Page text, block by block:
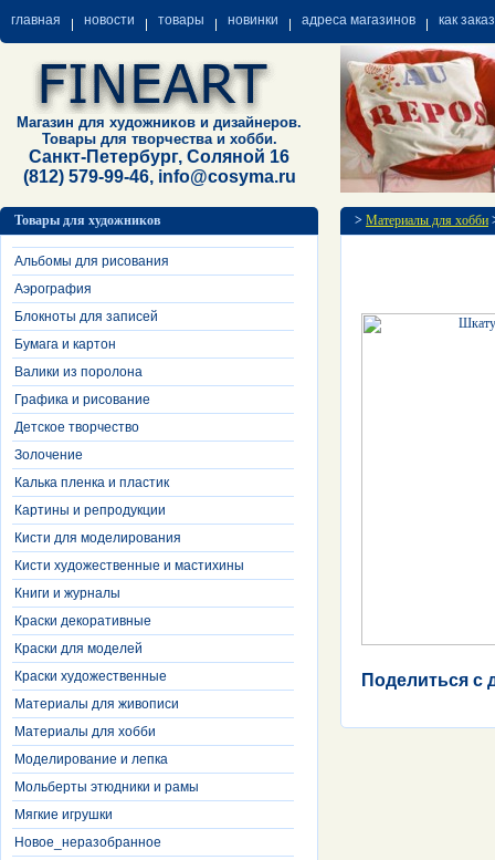
главная новости товары новинки адреса магазинов как
Магазин для художников и дизайнеров.
Товары для творчества и хобби.
Санкт-Петербург, Соляной 16
(812) 579-99-46, info@cosyma.ru
Товары для художников
Альбомы для рисования
Аэрография
Блокноты для записей
Бумага и картон
Валики из поролона
Графика и рисование
Детское творчество
Золочение
Калька пленка и пластик
Картины и репродукции
Кисти для моделирования
Кисти художественные и мастихины
Книги и журналы
Краски декоративные
Краски для моделей
Краски художественные
Материалы для живописи
Материалы для хобби
Моделирование и лепка
Мольберты этюдники и рамы
Мягкие игрушки
Новое_неразобранное
> Материалы для хобби
Поделиться с